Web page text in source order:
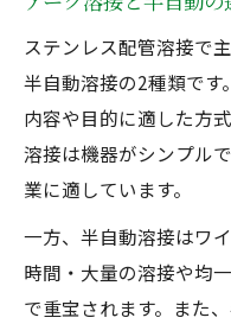
ステンレス配管溶接で
半自動溶接の2種類で
内容や目的に適した方
溶接は機器がシンプル
業に適しています。
一方、半自動溶接はワ
時間・大量の溶接や均
で重宝されます。また